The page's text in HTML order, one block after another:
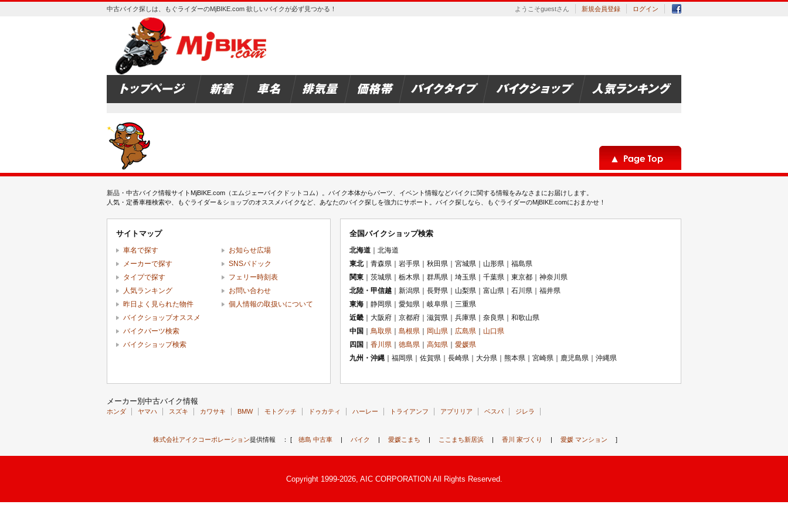
中古バイク探しは、もぐライダーのMjBIKE.com 欲しいバイクが必ず見つかる！ ようこそguestさん 新規会員登録 ログイン
新品・中古バイク情報サイトMjBIKE.com（エムジェーバイクドットコム）。バイク本体からパーツ、イベント情報などバイクに関する情報をみなさまにお届けします。
人気・定番車種検索や、もぐライダー＆ショップのオススメバイクなど、あなたのバイク探しを強力にサポート。バイク探しなら、もぐライダーのMjBIKE.comにおまかせ！
サイトマップ
車名で探す
メーカーで探す
タイプで探す
人気ランキング
昨日よく見られた物件
バイクショップオススメ
バイクパーツ検索
バイクショップ検索
お知らせ広場
SNSパドック
フェリー時刻表
お問い合わせ
個人情報の取扱いについて
全国バイクショップ検索
北海道 ｜北海道
東北｜青森県｜岩手県｜秋田県｜宮城県｜山形県｜福島県
関東 ｜茨城県｜栃木県｜群馬県｜埼玉県｜千葉県｜東京都｜神奈川県
北陸・甲信越 ｜新潟県｜長野県｜山梨県｜富山県｜石川県｜福井県
東海 ｜静岡県｜愛知県｜岐阜県｜三重県
近畿 ｜大阪府｜京都府｜滋賀県｜兵庫県｜奈良県｜和歌山県
中国
鳥取県 島根県 岡山県 広島県
山口県
四国
香川県 徳島県 高知県
愛媛県
九州・沖縄 ｜福岡県｜佐賀県｜長崎県｜大分県｜熊本県｜宮崎県｜鹿児島県｜沖縄県
メーカー別中古バイク情報
ホンダ ヤマハ スズキ カワサキ BMW モトグッチ ドゥカティ ハーレー トライアンフ アプリリア ベスパ ジレラ
株式会社アイクコーポレーション提供情報 ： [ 徳島 中古車 | バイク | 愛媛こまち | ここまち新居浜 | 香川 家づくり | 愛媛 マンション ]
Copyright 1999-2026, AIC CORPORATION All Rights Reserved.